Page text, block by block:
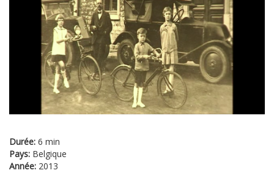
Durée: 6 min
Pays: Belgique
Année: 2013